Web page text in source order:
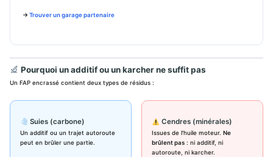
→ Trouver un garage partenaire
Pourquoi un additif ou un karcher ne suffit pas
Un FAP encrassé contient deux types de résidus :
Suies (carbone)
Un additif ou un trajet autoroute
peut en brûler une partie.
Cendres (minérales)
Issues de l'huile moteur. Ne
brûlent pas : ni additif, ni
autoroute, ni karcher.